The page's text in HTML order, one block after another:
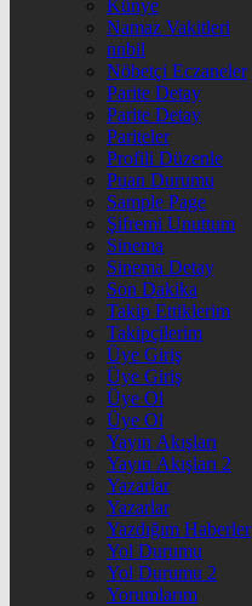
Künye
Namaz Vakitleri
nnbil
Nöbetçi Eczaneler
Parite Detay
Parite Detay
Pariteler
Profili Düzenle
Puan Durumu
Sample Page
Şifremi Unuttum
Sinema
Sinema Detay
Son Dakika
Takip Ettiklerim
Takipçilerim
Üye Giriş
Üye Giriş
Üye Ol
Üye Ol
Yayın Akışları
Yayın Akışları 2
Yazarlar
Yazarlar
Yazdığım Haberler
Yol Durumu
Yol Durumu 2
Yorumlarım